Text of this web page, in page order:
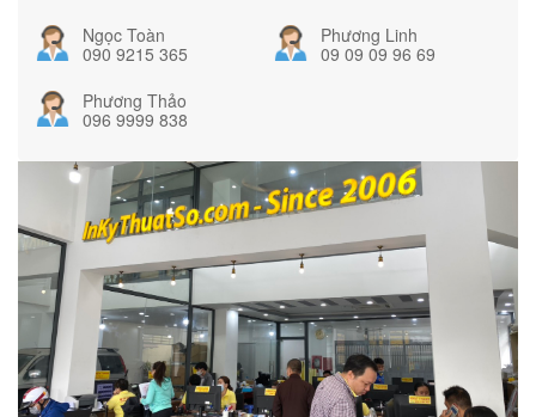
Ngọc Toàn
090 9215 365
Phương Linh
09 09 09 96 69
Phương Thảo
096 9999 838